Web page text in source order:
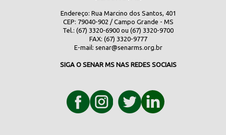
Endereço: Rua Marcino dos Santos, 401
CEP: 79040-902 / Campo Grande - MS
Tel.: (67) 3320-6900 ou (67) 3320-9700
FAX: (67) 3320-9777
E-mail: senar@senarms.org.br
SIGA O SENAR MS NAS REDES SOCIAIS